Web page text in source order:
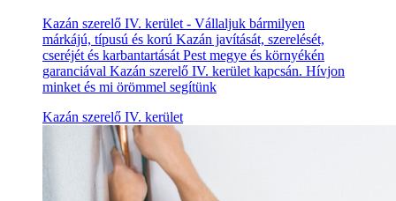
Kazán szerelő IV. kerület - Vállaljuk bármilyen
márkájú, típusú és korú Kazán javítását, szerelését,
cseréjét és karbantartását Pest megye és környékén
garanciával Kazán szerelő IV. kerület kapcsán. Hívjon
minket és mi örömmel segítünk
Kazán szerelő IV. kerület